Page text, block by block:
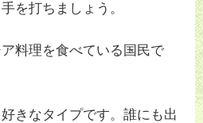
を打ちましょう。
料理を食べている国民で
きなタイプです。誰にも出